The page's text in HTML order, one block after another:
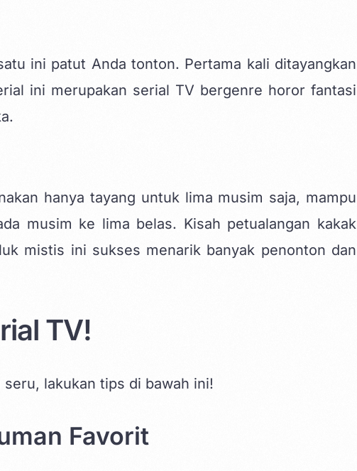
ini patut Anda tonton. Pertama kali ditayangkan
ini merupakan serial TV bergenre horor fantasi
hanya tayang untuk lima musim saja, mampu
musim ke lima belas. Kisah petualangan kakak
mistis ini sukses menarik banyak penonton dan
TV!
lakukan tips di bawah ini!
Favorit